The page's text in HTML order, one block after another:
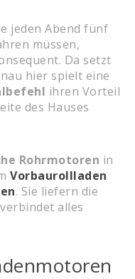
jeden Abend fünf
müssen,
Da setzt
hier spielt eine
ihren Vorteil
des Hauses
Rohrmotoren in
Vorbaurollladen
. Sie liefern die
alles